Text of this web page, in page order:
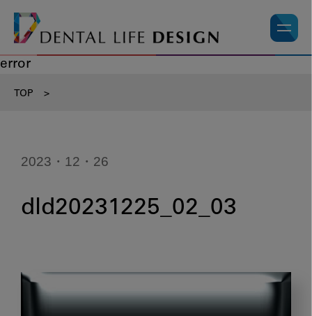
error
TOP >
2023・12・26
dld20231225_02_03